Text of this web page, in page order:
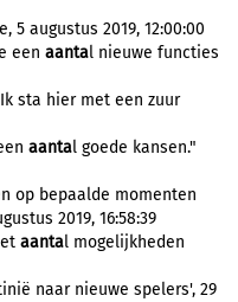
augustus 2019, 12:00:00
een aantal nieuwe functies
sta hier met een zuur
aantal goede kansen."
op bepaalde momenten
2019, 16:58:39
aantal mogelijkheden
naar nieuwe spelers', 29